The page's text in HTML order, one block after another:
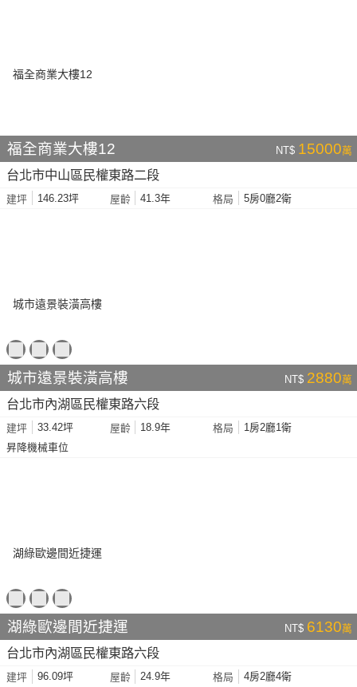
福全商業大樓12 NT$ 15000萬
台北市中山區民權東路二段
建坪 146.23坪 屋齡 41.3年 格局 5房0廳2衛
城市遠景裝潢高樓 NT$ 2880萬
台北市內湖區民權東路六段
建坪 33.42坪 屋齡 18.9年 格局
1房2廳1衛
昇降機械車位
湖綠歐邊間近捷運 NT$ 6130萬
台北市內湖區民權東路六段
建坪 96.09坪 屋齡 24.9年 格局
4房2廳4衛